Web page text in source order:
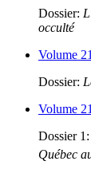
Dossier:
occulté
Volume
Dossier:
Volume
Dossier 1:
Québec